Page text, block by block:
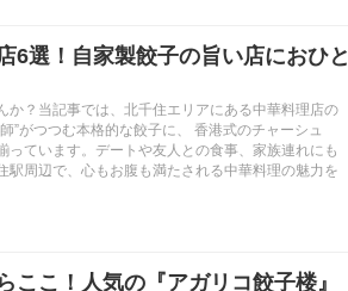
6選！自家製餃子の旨い店におひと
？当記事では、北千住エリアにある中華料理店の
”がつつむ本格的な餃子に、 香港式のチャーシュ
ています。デートや友人との食事、家族連れにも
周辺で、心もお腹も満たされる中華料理の魅力を
ここ！人気の『アガリコ餃子楼』